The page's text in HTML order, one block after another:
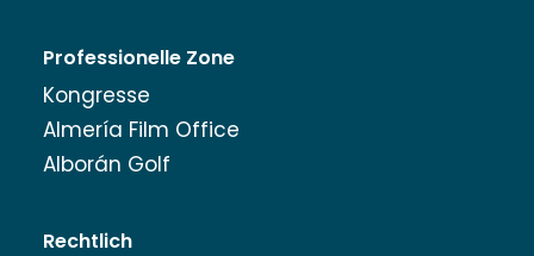
Professionelle Zone
Kongresse
Almería Film Office
Alborán Golf
Rechtlich